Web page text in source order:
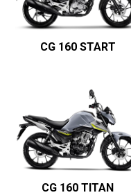
CG 160 START
CG 160 TITAN